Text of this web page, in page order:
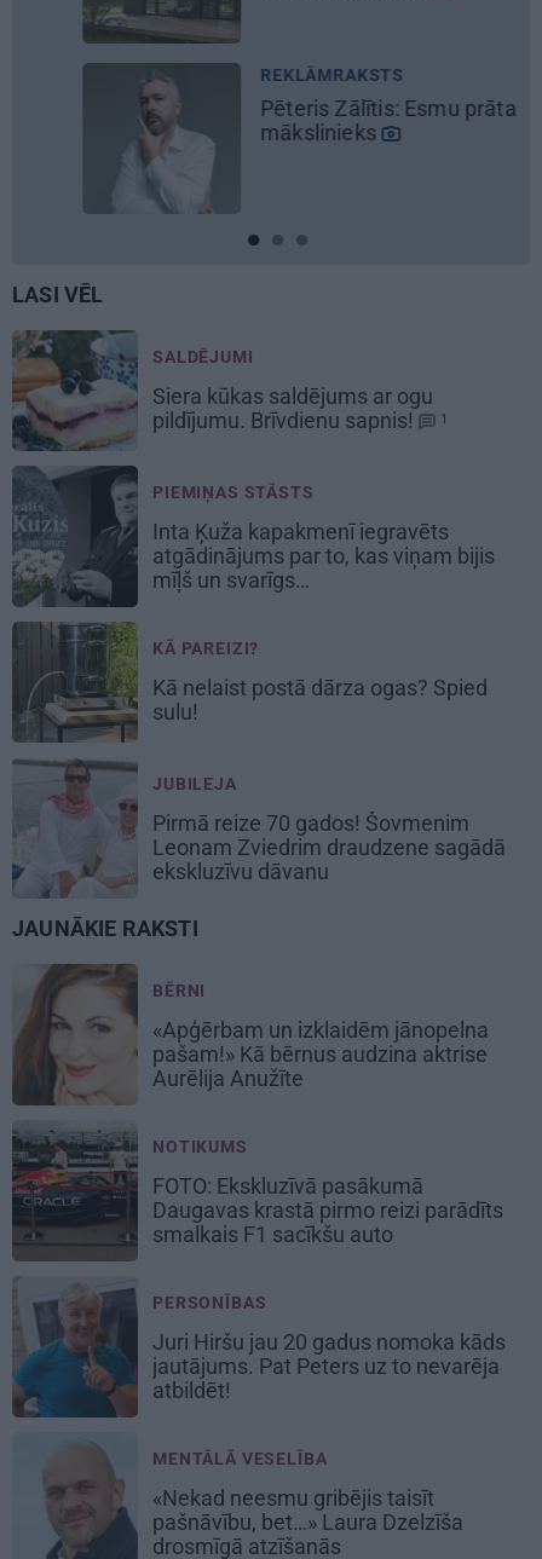
REKLĀMRAKSTS
Pēteris Zālītis: Esmu prāta
mākslinieks
LASI VĒL
SALDĒJUMI
Siera kūkas saldējums ar ogu
pildījumu. Brīvdienu sapnis!
1
PIEMIŅAS STĀSTS
Inta Ķuža kapakmenī iegravēts
atgādinājums par to, kas viņam bijis
mīļš un svarīgs…
KĀ PAREIZI?
Kā nelaist postā dārza ogas? Spied
sulu!
JUBILEJA
Pirmā reize 70 gados! Šovmenim
Leonam Zviedrim draudzene sagādā
ekskluzīvu dāvanu
JAUNĀKIE RAKSTI
BĒRNI
«Apģērbam un izklaidēm jānopelna
pašam!» Kā bērnus audzina aktrise
Aurēlija Anužīte
NOTIKUMS
FOTO: Ekskluzīvā pasākumā
Daugavas krastā pirmo reizi parādīts
smalkais F1 sacīkšu auto
PERSONĪBAS
Juri Hiršu jau 20 gadus nomoka kāds
jautājums. Pat Peters uz to nevarēja
atbildēt!
MENTĀLĀ VESELĪBA
«Nekad neesmu gribējis taisīt
pašnāvību, bet…» Laura Dzelzīša
drosmīgā atzīšanās